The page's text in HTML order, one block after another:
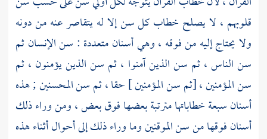
قلوبهم ، لا يصلح خطاب كل سن إلا له يتقاصر عنه من دونه
ولا يحتاج إليه من فوقه ، وهي أسنان متعددة : سن الإنسان ثم
سن الناس ، ثم سن الذين آمنوا ، ثم سن الذين يؤمنون ، ثم
سن المؤمنين ، [ثم سن المؤمنين ] حقا ، ثم سن المحسنين ; هذه
أسنان سبعة خطاباتها مترتبة بعضها فوق بعض ، ومن وراء ذلك
أسنان فوقها من سن الموقنين وما وراء ذلك إلى أحوال أثناء هذه